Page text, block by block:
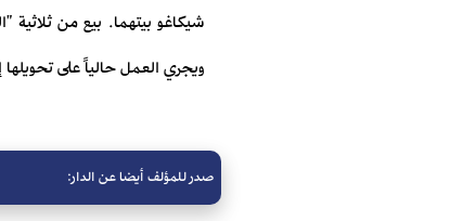
ويجري العمل حالياً على تحويلها
صدر للمؤلف أيضا عن الدار: